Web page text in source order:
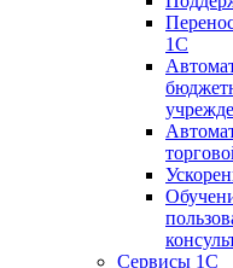
1С
Сервисы 1С